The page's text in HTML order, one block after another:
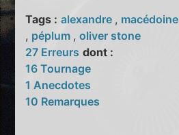
Tags : alexandre , macédoine
, péplum ,oliver stone
27 Erreurs dont :
16 Tournage
1 Anecdotes
10 Remarques